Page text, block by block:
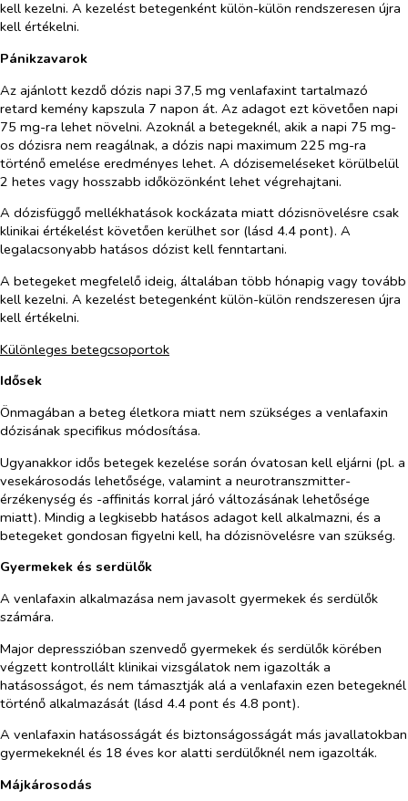
kell kezelni. A kezelést betegenként külön-külön rendszeresen újra
kell értékelni.
Pánikzavarok
Az ajánlott kezdő dózis napi 37,5 mg venlafaxint tartalmazó
retard kemény kapszula 7 napon át. Az adagot ezt követően napi
75 mg-ra lehet növelni. Azoknál a betegeknél, akik a napi 75 mg-
os dózisra nem reagálnak, a dózis napi maximum 225 mg-ra
történő emelése eredményes lehet. A dózisemeléseket körülbelül
2 hetes vagy hosszabb időközönként lehet végrehajtani.
A dózisfüggő mellékhatások kockázata miatt dózisnövelésre csak
klinikai értékelést követően kerülhet sor (lásd 4.4 pont). A
legalacsonyabb hatásos dózist kell fenntartani.
A betegeket megfelelő ideig, általában több hónapig vagy tovább
kell kezelni. A kezelést betegenként külön-külön rendszeresen újra
kell értékelni.
Különleges betegcsoportok
Idősek
Önmagában a beteg életkora miatt nem szükséges a venlafaxin
dózisának specifikus módosítása.
Ugyanakkor idős betegek kezelése során óvatosan kell eljárni (pl. a
vesekárosodás lehetősége, valamint a neurotranszmitter-
érzékenység és -affinitás korral járó változásának lehetősége
miatt). Mindig a legkisebb hatásos adagot kell alkalmazni, és a
betegeket gondosan figyelni kell, ha dózisnövelésre van szükség.
Gyermekek és serdülők
A venlafaxin alkalmazása nem javasolt gyermekek és serdülők
számára.
Major depresszióban szenvedő gyermekek és serdülők körében
végzett kontrollált klinikai vizsgálatok nem igazolták a
hatásosságot, és nem támasztják alá a venlafaxin ezen betegeknél
történő alkalmazását (lásd 4.4 pont és 4.8 pont).
A venlafaxin hatásosságát és biztonságosságát más javallatokban
gyermekeknél és 18 éves kor alatti serdülőknél nem igazolták.
Májkárosodás